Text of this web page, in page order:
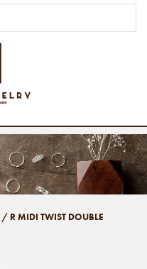
/ R MIDI TWIST DOUBLE